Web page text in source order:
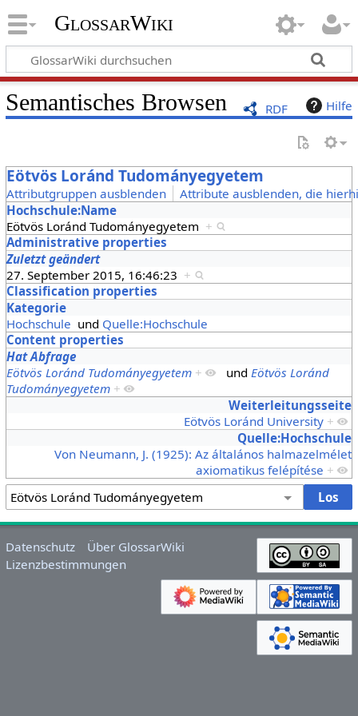
GlossarWiki
RDF Hilfe
Semantisches Browsen
Eötvös Loránd Tudományegyetem
Attributgruppen ausblenden
Attribute ausblenden, die
Hochschule:Name
Eötvös Loránd Tudományegyetem +
Administrative properties
Zuletzt geändert
27. September 2015, 16:46:23 +
Classification properties
Kategorie
Hochschule und Quelle:Hochschule
Content properties
Hat Abfrage
Eötvös Loránd Tudományegyetem + und Eötvös Loránd
Tudományegyetem +
Weiterleitungsseite
Eötvös Loránd University +
Quelle:Hochschule
Von Neumann, J. (1925): Az általános halmazelmélet
axiomatikus felépítése +
Datenschutz
Über GlossarWiki
Lizenzbestimmungen